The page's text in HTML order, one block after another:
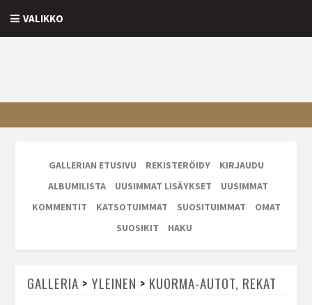
VALIKKO
GALLERIAN ETUSIVU REKISTERÖIDY
KIRJAUDU
ALBUMILISTA
UUSIMMAT LISÄYKSET
UUSIMMAT
KOMMENTIT
KATSOTUIMMAT SUOSITUIMMAT
OMAT
SUOSIKIT
HAKU
GALLERIA > YLEINEN > KUORMA-AUTOT, REKAT